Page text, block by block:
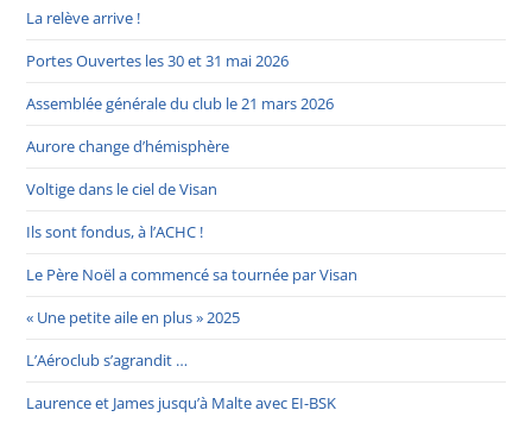
La relève arrive !
Portes Ouvertes les 30 et 31 mai 2026
Assemblée générale du club le 21 mars 2026
Aurore change d’hémisphère
Voltige dans le ciel de Visan
Ils sont fondus, à l’ACHC !
Le Père Noël a commencé sa tournée par Visan
« Une petite aile en plus » 2025
L’Aéroclub s’agrandit …
Laurence et James jusqu’à Malte avec EI-BSK